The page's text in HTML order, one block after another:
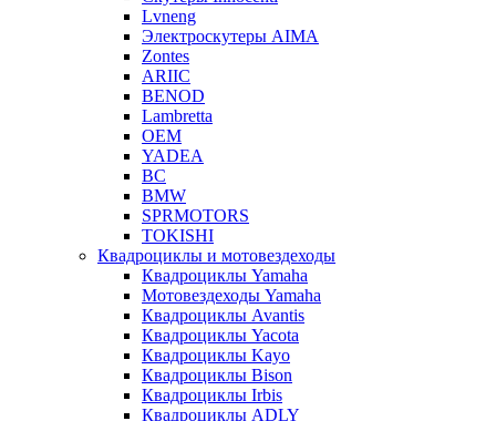
Lvneng
Электроскутеры AIMA
Zontes
ARIIC
BENOD
Lambretta
OEM
YADEA
BC
BMW
SPRMOTORS
TOKISHI
Квадроциклы и мотовездеходы
Квадроциклы Yamaha
Мотовездеходы Yamaha
Квадроциклы Avantis
Квадроциклы Yacota
Квадроциклы Kayo
Квадроциклы Bison
Квадроциклы Irbis
Квадроциклы ADLY